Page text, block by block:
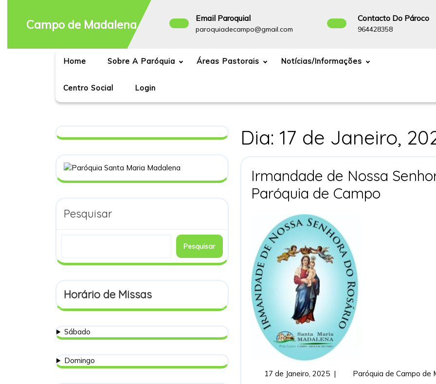
contentCampo de Madalena Email Paroquial
paroquiadecampo@gmail.com paroquiadecampo@gmail.com
Contacto Do Pároco
964428358964428358
Home Sobre A Paróquia Áreas Pastorais Notícias/Informações
Centro Social Login
Pesquisar
Pesquisar
Horário de Missas
Sábado
Domingo
Dia: 17 de Janeiro,
Irmandade de Nossa
Paróquia de Campo
17 de Janeiro, 202517| Paróquia de Campo de